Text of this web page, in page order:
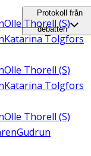
Olle Thorell (S)
Katarina Tolgfors
Olle Thorell (S)
Katarina Tolgfors
Olle Thorell (S)
Gudrun
Protokoll från
debatten